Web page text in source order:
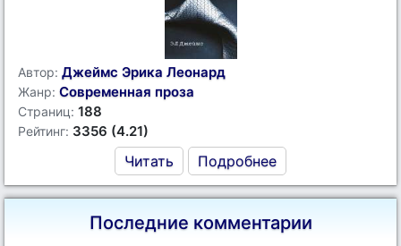
Автор: Джеймс Эрика Леонард
Жанр: Современная проза
Страниц: 188
Рейтинг: 3356 (4.21)
Читать Подробнее
Последние комментарии